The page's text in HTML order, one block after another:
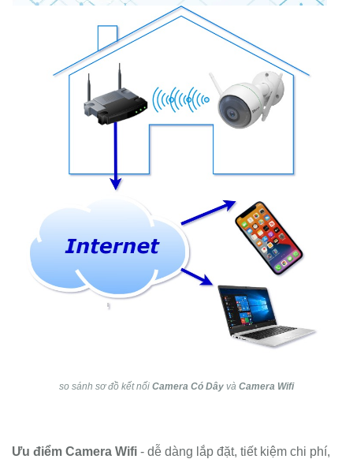
so sánh sơ đồ kết nối Camera Có Dây và Camera Wifi
Ưu điểm Camera Wifi - dễ dàng lắp đặt, tiết kiệm chi phí,